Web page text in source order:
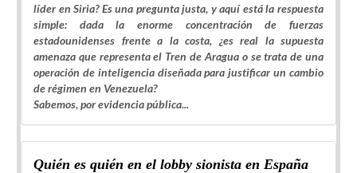
líder en Siria? Es una pregunta justa, y aquí está la respuesta
simple: dada la enorme concentración de fuerzas
estadounidenses frente a la costa, ¿es real la supuesta
amenaza que representa el Tren de Aragua o se trata de una
operación de inteligencia diseñada para justificar un cambio
de régimen en Venezuela?
Sabemos, por evidencia pública...
Quién es quién en el lobby sionista en España